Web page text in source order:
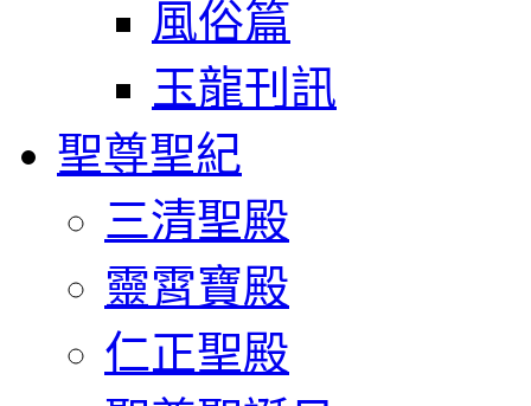
風俗篇
玉龍刊訊
聖尊聖紀
三清聖殿
靈霄寶殿
仁正聖殿